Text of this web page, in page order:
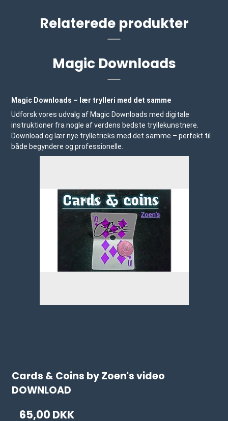
Relaterede produkter
Magic Downloads
Magic Downloads – lær trylleri med det samme
Udforsk vores udvalg af Magic Downloads med digitale
instruktioner fra nogle af verdens bedste tryllekunstnere.
Download og lær nye trylletricks med det samme – perfekt til
både begyndere og professionelle.
Cards & Coins by Zoen's video
DOWNLOAD
65,00 DKK